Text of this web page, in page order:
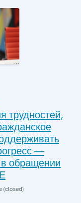
трудностей,
—
обращении
(closed)